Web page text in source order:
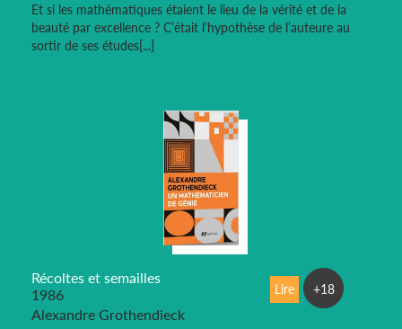
Et si les mathématiques étaient le lieu de la vérité et de la
beauté par excellence ? C’était l’hypothèse de l’auteure au
sortir de ses études[...]
Récoltes et semailles
1986
Alexandre Grothendieck
Lire +18